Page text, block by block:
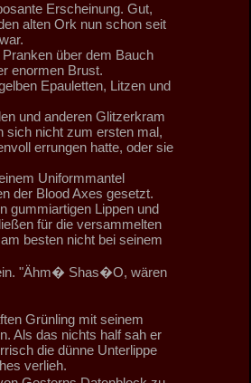
Erscheinung. Gut,
alten Ork nun schon seit
über dem Bauch
enormen Brust.
Epauletten, Litzen und
und anderen Glitzerkram
sich nicht zum ersten mal,
errungen hatte, oder sie
Uniformmantel
der Blood Axes gesetzt.
gummiartigen Lippen und
für die versammelten
besten nicht bei seinem
"Ähm� Shas�O, wären
Grünling mit seinem
Als das nichts half sah er
die dünne Unterlippe
verlieh.